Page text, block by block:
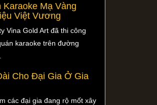
Karaoke Mạ Vàng
Việt Vương
Vina Gold Art đã thi công
karaoke trên đường
Cho Đại Gia Ở Gia
các đại gia đang rộ mốt xây